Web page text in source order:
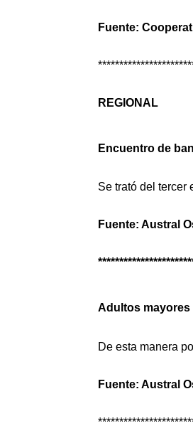
Fuente:
REGIONAL
Encuentro de
Se trató del tercer
Fuente: Austral
Adultos
De esta manera
Fuente: Austral